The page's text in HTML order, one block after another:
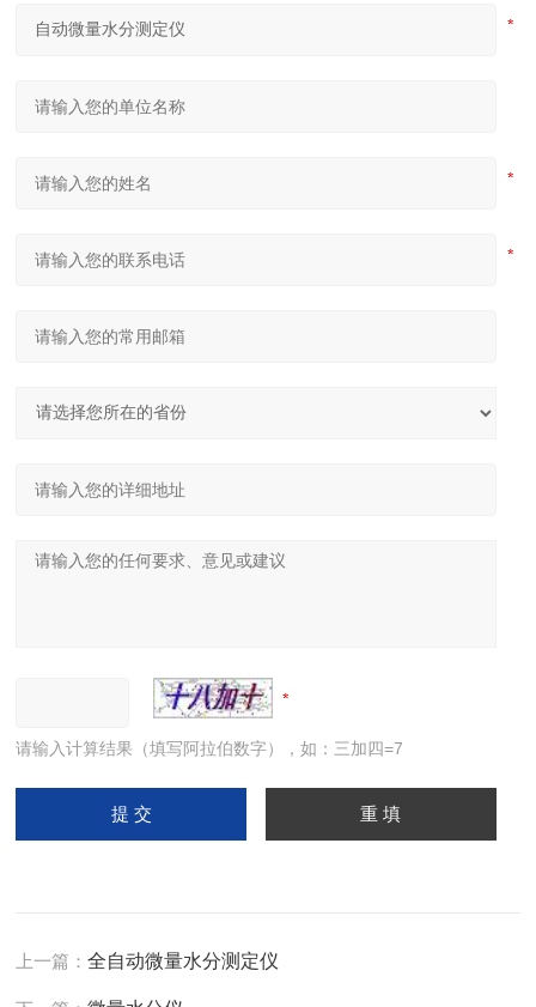
请输入计算结果（填写阿拉伯数字），如：三加四=7
上一篇：全自动微量水分测定仪